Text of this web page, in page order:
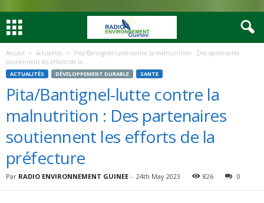
Accueil Actualités
Pita/Bantignel-lutte contre la malnutrition : Des partenaires
soutiennent les efforts de la...
ACTUALITÉS DÉVELOPPEMENT DURABLE SANTE
Pita/Bantignel-lutte contre la
malnutrition : Des partenaires
soutiennent les efforts de la
préfecture
Par RADIO ENVIRONNEMENT GUINEE - 24th May 2023 826 0